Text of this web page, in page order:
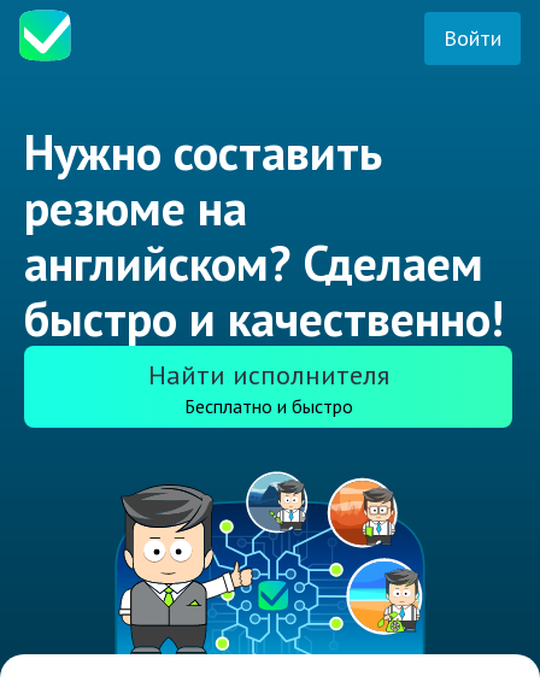
Войти
Нужно составить
резюме на
английском? Сделаем
быстро и качественно!
Найти исполнителя
Бесплатно и быстро